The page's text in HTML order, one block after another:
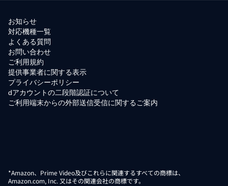
お知らせ
対応機種一覧
よくある質問
お問い合わせ
ご利用規約
提供事業者に関する表示
プライバシーポリシー
dアカウントの二段階認証について
ご利用端末からの外部送信受信に関するご案内
*Amazon、Prime Video及びこれらに関連するすべての商標は、
Amazon.com, Inc. 又はその関連会社の商標です。